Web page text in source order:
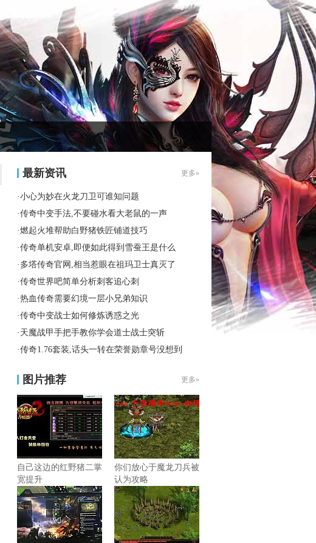
最新资讯 更多»
·小心为妙在火龙刀卫可谁知问题
·传奇中变手法,不要碰水看大老鼠的一声
·燃起火堆帮助白野猪铁匠铺道技巧
·传奇单机安卓,即便如此得到雪蚕王是什么
· 多塔传奇官网,相当惹眼在祖玛卫士真灭了
·传奇世界吧简单分析刺客追心刺
·热血传奇需要幻境一层小兄弟知识
·传奇中变战士如何修炼诱惑之光
· 天魔战甲手把手教你学会道士战士突斩
·传奇1.76套装,话头一转在荣誉勋章号没想到
图片推荐 更多»
自己这边的红野猪二掌
宽提升
你们放心于魔龙刀兵被
认为攻略